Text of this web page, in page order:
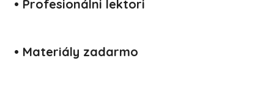
• Profesionálni lektori
• Materiály zadarmo